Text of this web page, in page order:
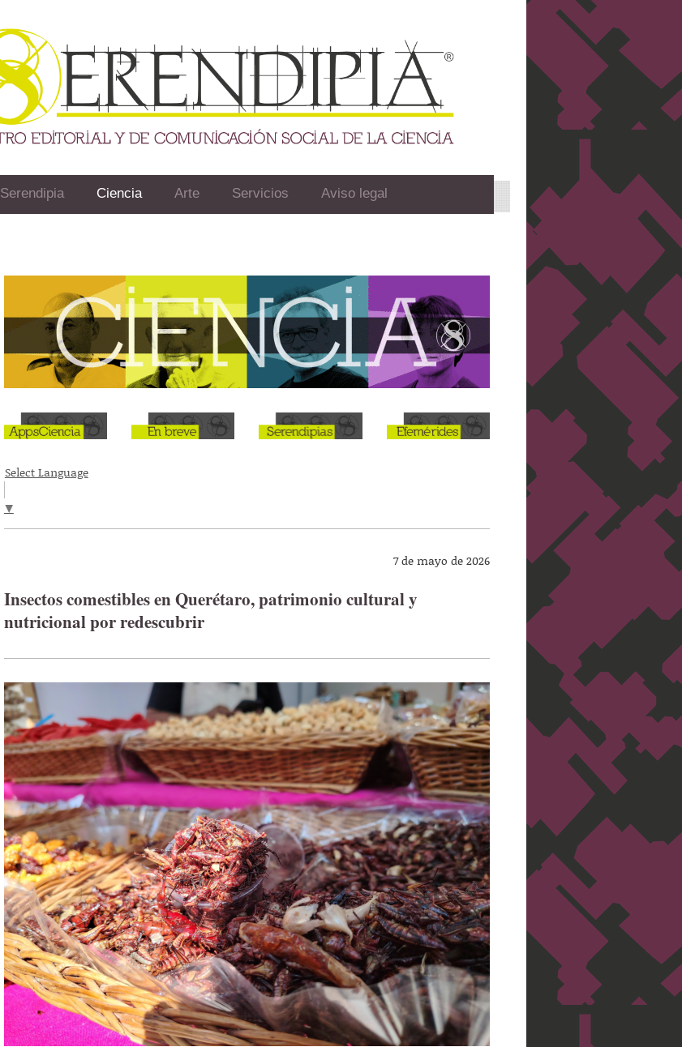
Serendipia Ciencia Arte Servicios Aviso legal
Select Language
▼
7 de mayo de 2026
Insectos comestibles en Querétaro, patrimonio cultural y
nutricional por redescubrir